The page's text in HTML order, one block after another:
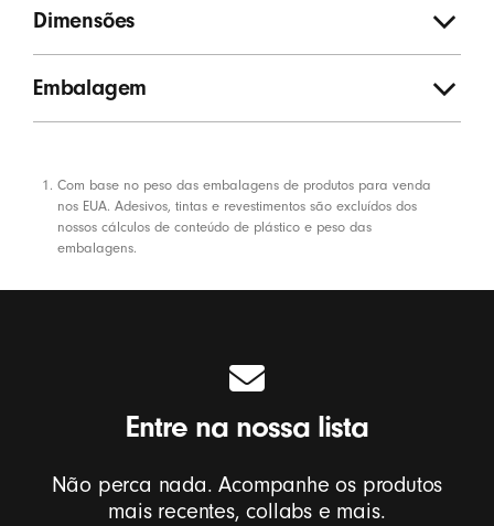
Dimensões
Embalagem
Notas
Com base no peso das embalagens de produtos para venda
nos EUA. Adesivos, tintas e revestimentos são excluídos dos
nossos cálculos de conteúdo de plástico e peso das
embalagens.
Entre na nossa lista
Não perca nada. Acompanhe os produtos
mais recentes, collabs e mais.